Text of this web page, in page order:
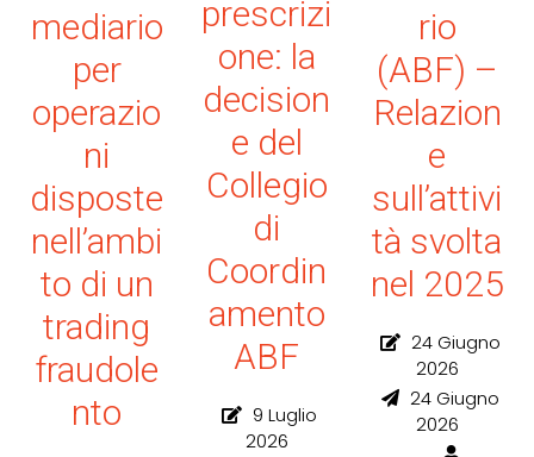
mediario
per
operazio
ni
disposte
nell’ambi
to di un
trading
fraudole
nto
prescrizi
one: la
decision
e del
Collegio
di
Coordin
amento
ABF
9 Luglio
2026
rio
(ABF) –
Relazion
e
sull’attivi
tà svolta
nel 2025
24 Giugno
2026
24 Giugno
2026